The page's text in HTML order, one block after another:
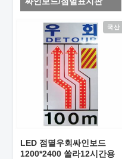
국산
LED 점멸우회싸인보드
1200*2400 쏠라12시간용